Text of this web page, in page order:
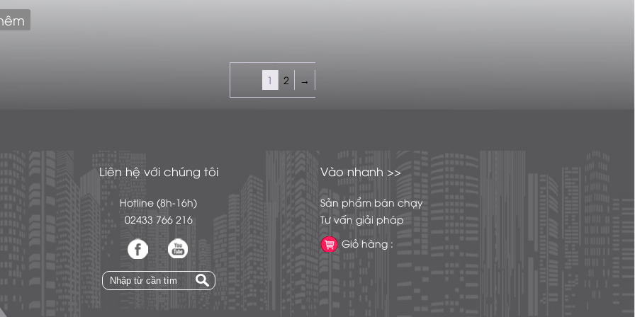
1 2 →
Liên hệ với chúng tôi
Hotline (8h-16h)
02433 766 216
Vào nhanh >>
Sản phẩm bán chạy
Tư vấn giải pháp
Giỏ hàng :